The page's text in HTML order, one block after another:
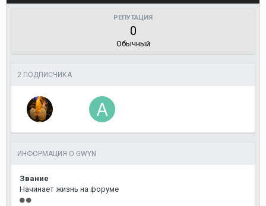
РЕПУТАЦИЯ
0
Обычный
2 ПОДПИСЧИКА
ИНФОРМАЦИЯ О GWYN
Звание
Начинает жизнь на форуме